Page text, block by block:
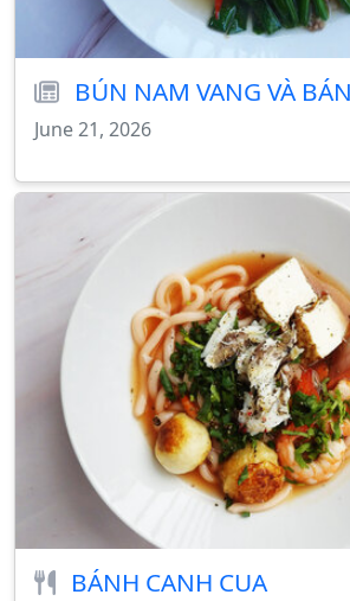
BÚN NAM VANG VÀ
June 21, 2026
BÁNH CANH CUA